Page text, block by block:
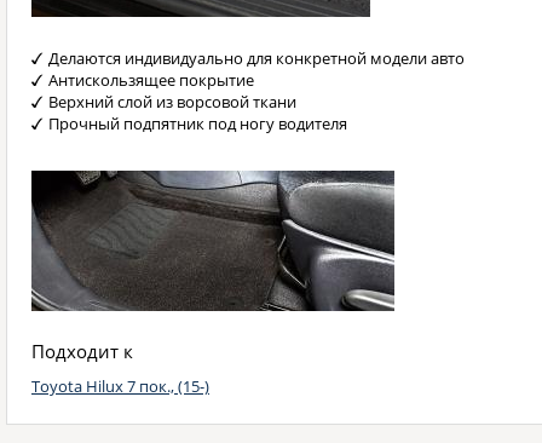
Делаются индивидуально для конкретной модели авто
Антискользящее покрытие
Верхний слой из ворсовой ткани
Прочный подпятник под ногу водителя
Подходит к
Toyota Hilux 7 пок., (15-)